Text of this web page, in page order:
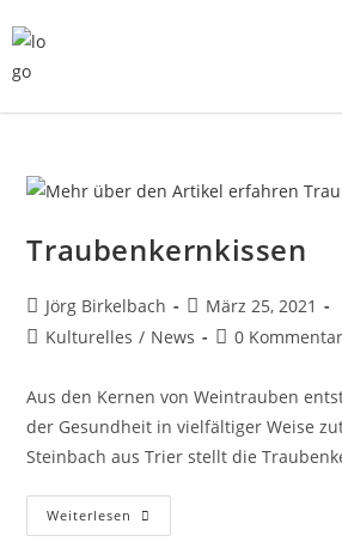
Traubenkernkissen
Jörg Birkelbach
März 25, 2021
Kulturelles / News 0
Aus den Kernen von Weintrauben
der Gesundheit in vielfältiger Weise
Steinbach aus Trier stellt die
Weiterlesen